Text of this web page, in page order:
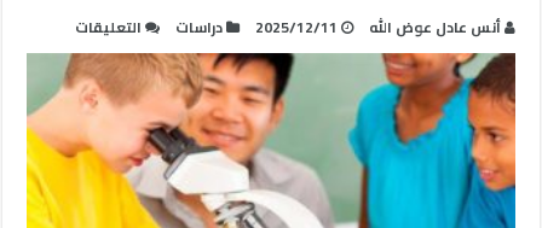
أنس عادل عوض الله 2025/12/11 دراسات التعليقات
استراتيجية
الاستقصاء
التدريس
مغلقة